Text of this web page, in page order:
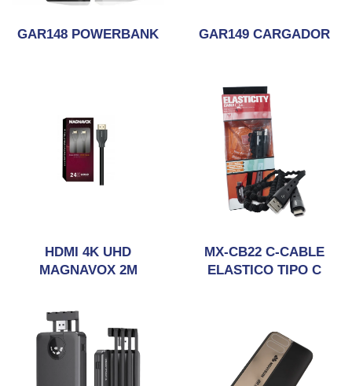
GAR148 POWERBANK GAR149 CARGADOR
HDMI 4K UHD
MAGNAVOX 2M
MX-CB22 C-CABLE
ELASTICO TIPO C